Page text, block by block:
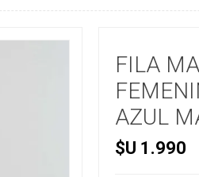
FILA
AZUL
$U 1.990